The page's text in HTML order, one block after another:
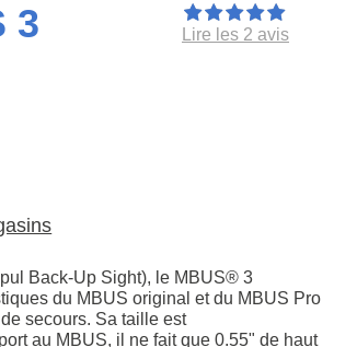
3
Lire les 2 avis
Back-Up Sight), le MBUS® 3
du MBUS original et du MBUS Pro
secours. Sa taille est
au MBUS, il ne fait que 0.55" de haut